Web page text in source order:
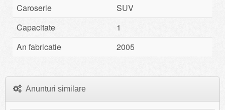
Caroserie
SUV
Capacitate
1
An fabricatie
2005
Anunturi similare